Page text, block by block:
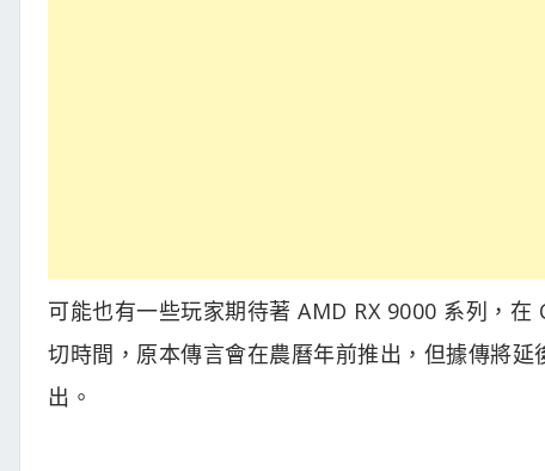
可能也有一些玩家期待著 AMD RX 9000 系列，
切時間，原本傳言會在農曆年前推出，但據傳將
出。